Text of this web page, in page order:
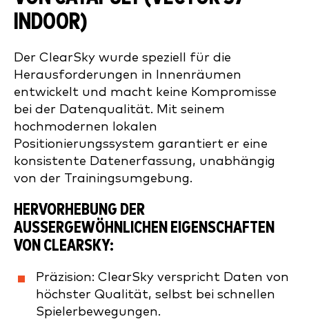
INDOOR)
Der ClearSky wurde speziell für die
Herausforderungen in Innenräumen
entwickelt und macht keine Kompromisse
bei der Datenqualität. Mit seinem
hochmodernen lokalen
Positionierungssystem garantiert er eine
konsistente Datenerfassung, unabhängig
von der Trainingsumgebung.
HERVORHEBUNG DER
AUSSERGEWÖHNLICHEN EIGENSCHAFTEN V
ON CLEARSKY:
Präzision: ClearSky verspricht Daten von
höchster Qualität, selbst bei schnellen
Spielerbewegungen.